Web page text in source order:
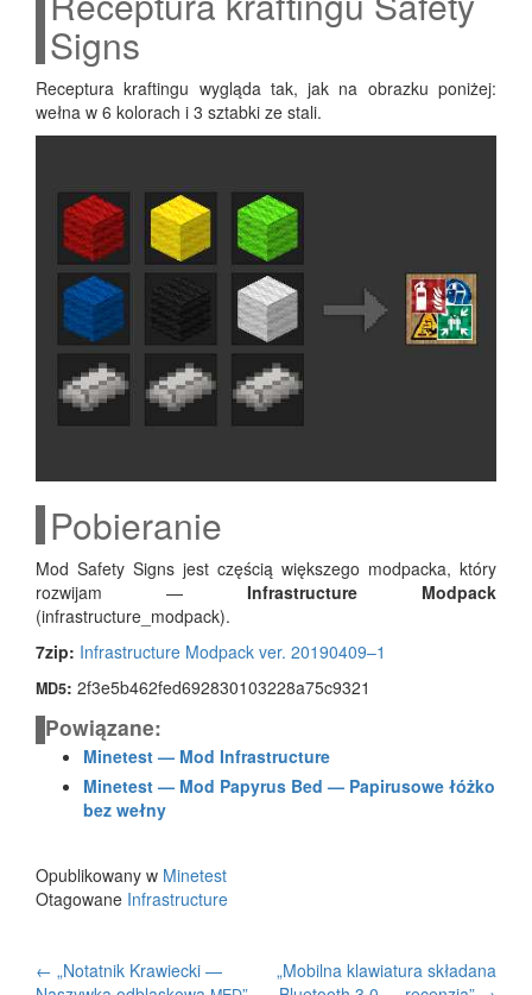
Signs
Recep­tu­ra kra­ftin­gu wyglą­da tak, jak na obraz­ku poni­żej:
weł­na w 6 kolo­rach i 3 sztab­ki ze stali.
Pobieranie
Mod Safe­ty Signs jest czę­ścią więk­sze­go mod­pac­ka, któ­ry
roz­wi­jam — Infra­struc­tu­re Mod­pack
(infrastructure_modpack).
7zip: Infra­struc­tu­re Mod­pack ver. 20190409–1
MD5: 2f3e5b462fed692830103228a75c9321
Powiązane:
Mine­test — Mod Infrastructure
Mine­test — Mod Papy­rus Bed — Papi­ru­so­we łóż­ko
bez wełny
Opublikowany w Minetest
Otagowane Infrastructure
Zobacz
← „Notatnik Krawiecki —
„Mobilna klawiatura składana